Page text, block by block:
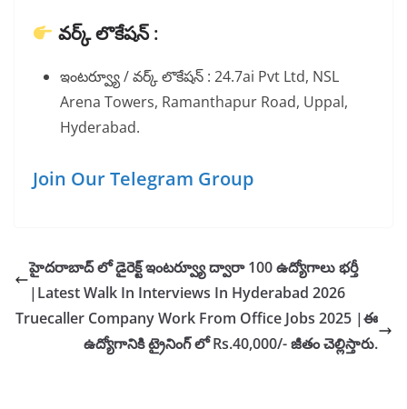
వర్క్ లొకేషన్ :
ఇంటర్వ్యూ / వర్క్ లొకేషన్ : 24.7ai Pvt Ltd, NSL
Arena Towers, Ramanthapur Road, Uppal,
Hyderabad.
Join Our Telegram Group
హైదరాబాద్ లో డైరెక్ట్ ఇంటర్వ్యూ ద్వారా 100 ఉద్యోగాలు భర్తీ
|Latest Walk In Interviews In Hyderabad 2026
Truecaller Company Work From Office Jobs 2025 |ఈ
ఉద్యోగానికి ట్రైనింగ్ లో Rs.40,000/- జీతం చెల్లిస్తారు.